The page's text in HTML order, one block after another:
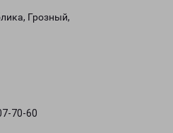
Грозный,
70-60